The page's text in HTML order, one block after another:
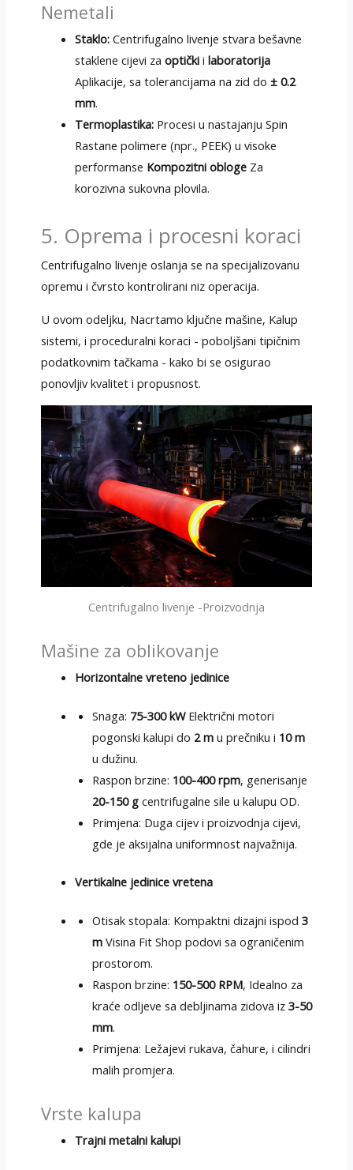
Nemetali
Staklo: Centrifugalno livenje stvara bešavne
staklene cijevi zaoptički ilaboratorija
Aplikacije, sa tolerancijama na zid do± 0.2
mm.
Termoplastika: Procesi u nastajanju Spin
Rastane polimere (npr., PEEK) u visoke
performanse Kompozitni obloge Za
korozivna sukovna plovila.
5. Oprema i procesni koraci
Centrifugalno livenje oslanja se na specijalizovanu
opremu i čvrsto kontrolirani niz operacija.
U ovom odeljku, Nacrtamo ključne mašine, Kalup
sistemi, i proceduralni koraci - poboljšani tipičnim
podatkovnim tačkama - kako bi se osigurao
ponovljiv kvalitet i propusnost.
Centrifugalno livenje -Proizvodnja
Mašine za oblikovanje
Horizontalne vreteno jedinice
Snaga: 75-300 kWElektrični motori
pogonski kalupi do 2 m u prečniku i 10 m
u dužinu.
Raspon brzine: 100-400 rpm, generisanje
20-150 g centrifugalne sile u kalupu OD.
Primjena: Duga cijev i proizvodnja cijevi,
gde je aksijalna uniformnost najvažnija.
Vertikalne jedinice vretena
Otisak stopala: Kompaktni dizajni ispod3
m Visina Fit Shop podovi sa ograničenim
prostorom.
Raspon brzine: 150-500 RPM, Idealno za
kraće odljeve sa debljinama zidova iz3-50
mm.
Primjena: Ležajevi rukava, čahure, i cilindri
malih promjera.
Vrste kalupa
Trajni metalni kalupi